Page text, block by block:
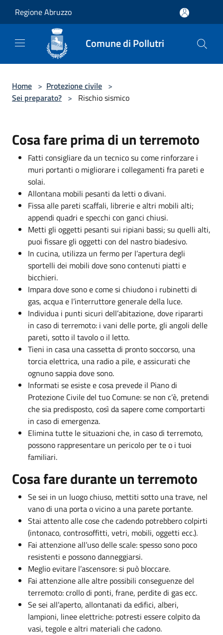
Regione Abruzzo
Comune di Pollutri
Home > Protezione civile >
Sei preparato? > Rischio sismico
Cosa fare prima di un terremoto
Fatti consigliare da un tecnico su come rinforzare i
muri portanti o migliorare i collegamenti fra pareti e
solai.
Allontana mobili pesanti da letti o divani.
Fissa alle pareti scaffali, librerie e altri mobili alti;
appendi quadri e specchi con ganci chiusi.
Metti gli oggetti pesanti sui ripiani bassi; su quelli alti,
puoi fissare gli oggetti con del nastro biadesivo.
In cucina, utilizza un fermo per l’apertura degli
sportelli dei mobili dove sono contenuti piatti e
bicchieri.
Impara dove sono e come si chiudono i rubinetti di
gas, acqua e l’interruttore generale della luce.
Individua i punti sicuri dell’abitazione, dove ripararti
in caso di terremoto: i vani delle porte, gli angoli delle
pareti, sotto il tavolo o il letto.
Tieni in casa una cassetta di pronto soccorso, una
torcia elettrica, una radio a pile, e assicurati che
ognuno sappia dove sono.
Informati se esiste e cosa prevede il Piano di
Protezione Civile del tuo Comune: se non c’è, pretendi
che sia predisposto, così da sapere come comportarti
in caso di emergenza.
Elimina tutte le situazioni che, in caso di terremoto,
possono rappresentare un pericolo per te o i tuoi
familiari.
Cosa fare durante un terremoto
Se sei in un luogo chiuso, mettiti sotto una trave, nel
vano di una porta o vicino a una parete portante.
Stai attento alle cose che cadendo potrebbero colpirti
(intonaco, controsoffitti, vetri, mobili, oggetti ecc.).
Fai attenzione all’uso delle scale: spesso sono poco
resistenti e possono danneggiarsi.
Meglio evitare l’ascensore: si può bloccare.
Fai attenzione alle altre possibili conseguenze del
terremoto: crollo di ponti, frane, perdite di gas ecc.
Se sei all’aperto, allontanati da edifici, alberi,
lampioni, linee elettriche: potresti essere colpito da
vasi, tegole e altri materiali che cadono.